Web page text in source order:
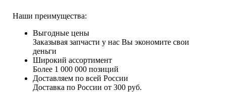
Наши преимущества:
Выгодные цены
Заказывая запчасти у нас Вы экономите свои
деньги
Широкий ассортимент
Более 1 000 000 позиций
Доставляем по всей России
Доставка по России от 300 руб.